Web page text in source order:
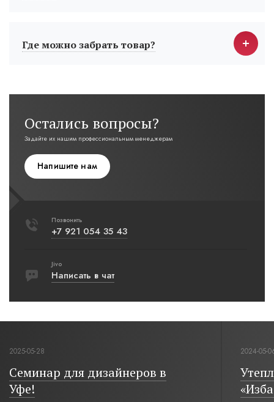
Где можно забрать товар?
Остались вопросы?
Задайте их нашим профессиональным менеджерам
Напишите нам
Позвонить
+7 921 054 35 43
Jivo
Написать в чат
2025-05-28
Семинар для дизайнеров в
Уфе!
2024-05-